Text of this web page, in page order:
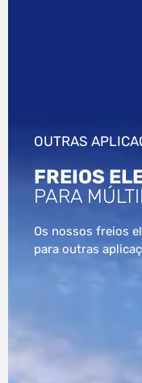
OUTRAS
FREIOS
PARA
Os nossos freios
para outras